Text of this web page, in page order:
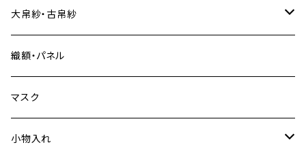
大帛紗・古帛紗
特裂
普通裂
織額・パネル
マスク
小物入れ